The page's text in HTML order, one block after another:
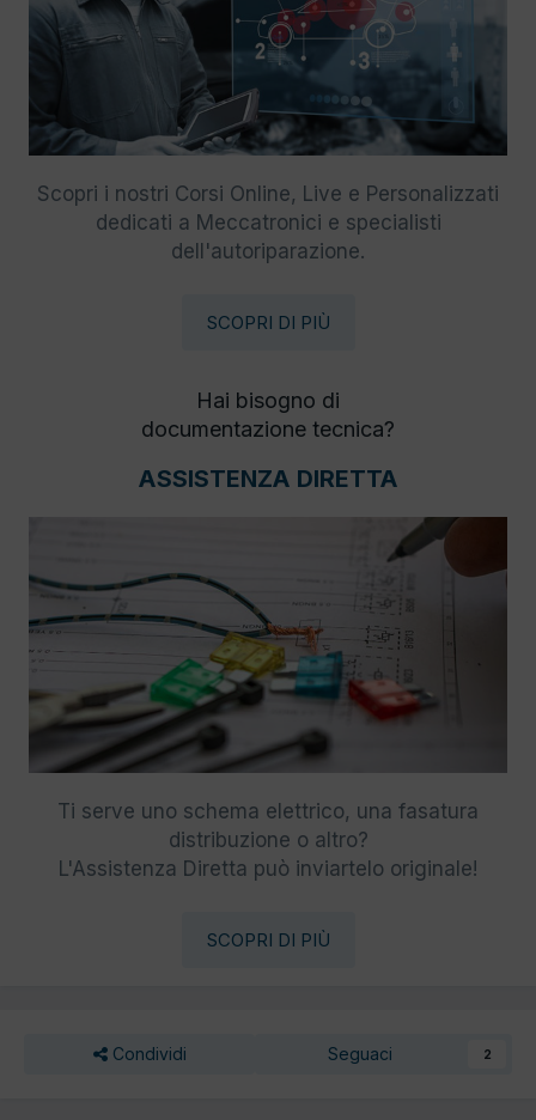
Scopri i nostri Corsi Online, Live e Personalizzati
dedicati a Meccatronici e specialisti
dell'autoriparazione.
SCOPRI DI PIÙ
Hai bisogno di
documentazione tecnica?
ASSISTENZA DIRETTA
Ti serve uno schema elettrico, una fasatura
distribuzione o altro?
L'Assistenza Diretta può inviartelo originale!
SCOPRI DI PIÙ
Condividi Seguaci 2